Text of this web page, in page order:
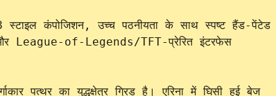
कंपोजिशन, उच्च पठनीयता के साथ स्पष्ट हैंड-पेंटेड
League-of-Legends/TFT-प्रेरित इंटरफेस
पत्थर का युद्धक्षेत्र ग्रिड है। एरिना में घिसी हुई बेज